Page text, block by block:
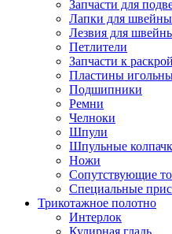
Запчасти для
Лапки для
Лезвия для
Петлители
Запчасти к
Пластины
Подшипники
Ремни
Челноки
Шпули
Шпульные
Ножи
Сопутствующие
Специальные
Трикотажное полотно
Интерлок
Кулирная гладь